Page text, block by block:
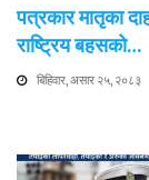
पत्रकार मातृका
राष्ट्रिय बहसको…
बिहिवार, असार २५, २०८३